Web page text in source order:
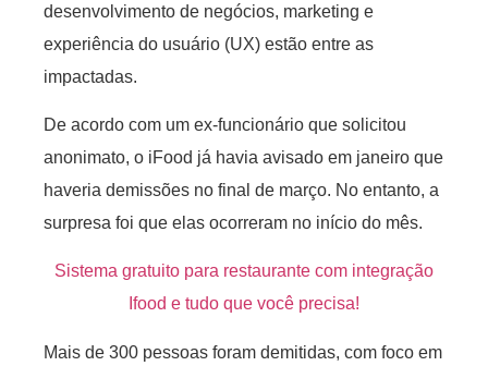
desenvolvimento de negócios, marketing e
experiência do usuário (UX) estão entre as
impactadas.
De acordo com um ex-funcionário que solicitou
anonimato, o iFood já havia avisado em janeiro que
haveria demissões no final de março. No entanto, a
surpresa foi que elas ocorreram no início do mês.
Sistema gratuito para restaurante com integração
Ifood e tudo que você precisa!
Mais de 300 pessoas foram demitidas, com foco em